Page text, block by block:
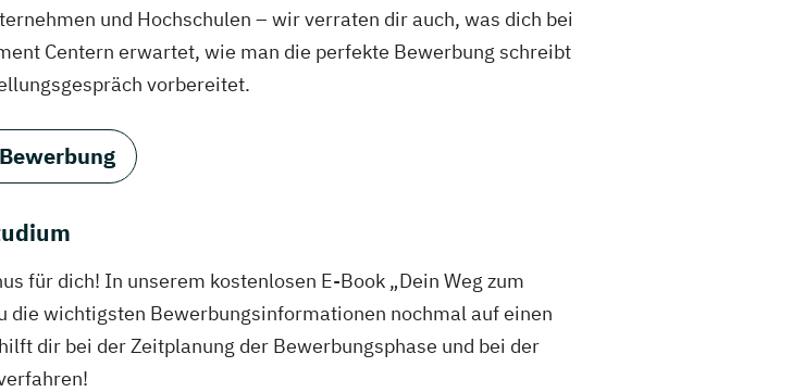
und Hochschulen – wir verraten dir auch, was dich bei
Centern erwartet, wie man die perfekte Bewerbung schreibt
vorbereitet.
für dich! In unserem kostenlosen E-Book „Dein Weg zum
die wichtigsten Bewerbungsinformationen nochmal auf einen
dir bei der Zeitplanung der Bewerbungsphase und bei der